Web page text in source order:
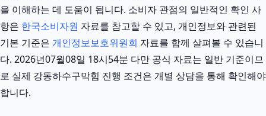
을 이해하는 데 도움이 됩니다. 소비자 관점의 일반적인 확인 사
항은 한국소비자원 자료를 참고할 수 있고, 개인정보와 관련된
기본 기준은 개인정보보호위원회 자료를 함께 살펴볼 수 있습니
다. 2026년07월08일 18시54분 다만 공식 자료는 일반 기준이므
로 실제 강동하수구막힘 진행 조건은 개별 상담을 통해 확인해야
합니다.